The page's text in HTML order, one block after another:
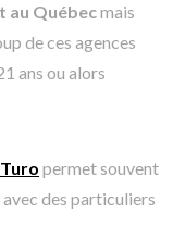
Québecmais
de ces agences
ans ou alors
Turo permet souvent
des particuliers